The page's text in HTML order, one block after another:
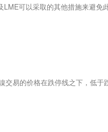
LME可以采取的其他措施来避免
交易的价格在跌停线之下，低于